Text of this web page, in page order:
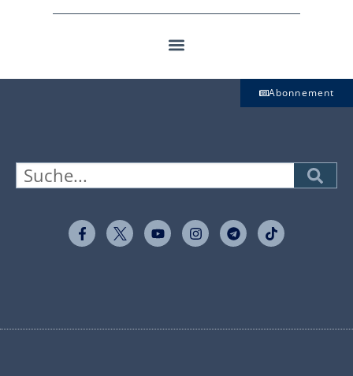
Abonnement